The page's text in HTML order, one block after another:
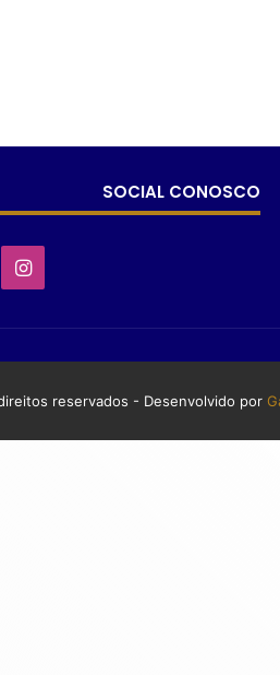
SOCIAL CONOSCO
reservados - Desenvolvido por